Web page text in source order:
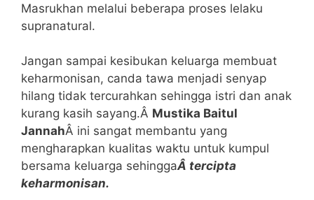
Masrukhan melalui beberapa proses lelaku
supranatural.
Jangan sampai kesibukan keluarga membuat
keharmonisan, canda tawa menjadi senyap
hilang tidak tercurahkan sehingga istri dan anak
kurang kasih sayang.Â Mustika Baitul
JannahÂ ini sangat membantu yang
mengharapkan kualitas waktu untuk kumpul
bersama keluarga sehinggaÂ tercipta
keharmonisan.